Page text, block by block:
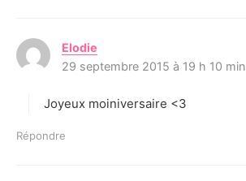
Elodie
i
:
29 septembre 2015 à 19 h 10 min
Joyeux moiniversaire <3
Répondre